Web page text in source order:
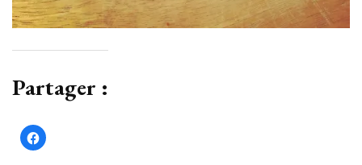
Partager :
Cliquez
pour